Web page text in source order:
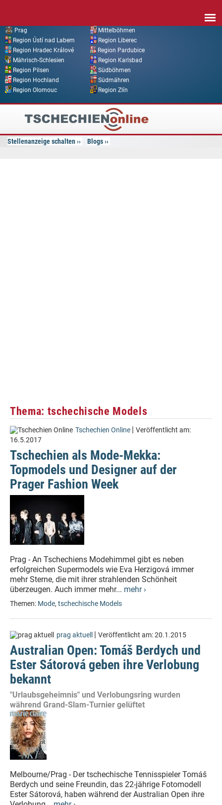
Prag
Mittelböhmen
Region Ústí nad Labem
Region Liberec
Region Hradec Králové
Region Pardubice
Mährisch-Schlesien
Region Karlsbad
Region Pilsen
Südböhmen
Region Hochland
Südmähren
Region Olomouc
Region Zlín
Tschechien
Online
Stellenanzeige schalten Blogs
Thema: tschechische Models
Tschechien Online | Veröffentlicht am:
16.5.2017
Tschechien als Mode-Mekka:
Topmodels und Designer auf der
Prager Fashion Week
Prag - An Tschechiens Modehimmel gibt es neben
erfolgreichen Supermodels wie Eva Herzigová immer
mehr Sterne, die mit ihrer strahlenden Schönheit
überzeugen. Auch immer mehr... mehr ›
Themen: Mode, tschechische Models
prag aktuell | Veröffentlicht am:20.1.2015
Australian Open: Tomáš Berdych und
Ester Sátorová geben ihre Verlobung
bekannt
"Urlaubsgeheimnis" und Verlobungsring wurden
während Grand-Slam-Turnier gelüftet
Melbourne/Prag - Der tschechische Tennisspieler Tomáš
Berdych und seine Freundin, das 22-jährige Fotomodell
Ester Sátorová, haben während der Australian Open ihre